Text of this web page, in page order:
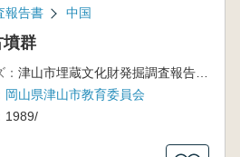
報告書 中国
群
津山市埋蔵文化財発掘調査報告第27集
岡山県津山市教育委員会
1989/